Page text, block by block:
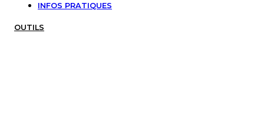
INFOS PRATIQUES
OUTILS